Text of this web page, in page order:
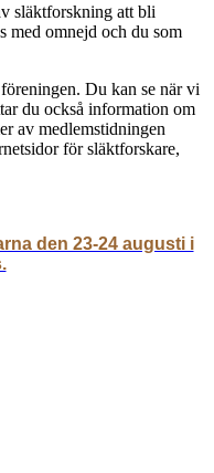
släktforskning att bli
med omnejd och du som
Du kan se när vi
du också information om
av medlemstidningen
för släktforskare,
den 23-24 augusti i